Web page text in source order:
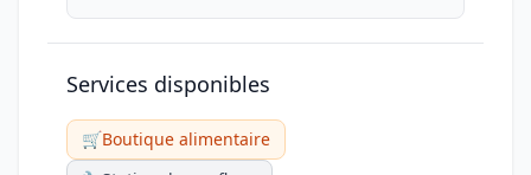
Services disponibles
🛒Boutique alimentaire